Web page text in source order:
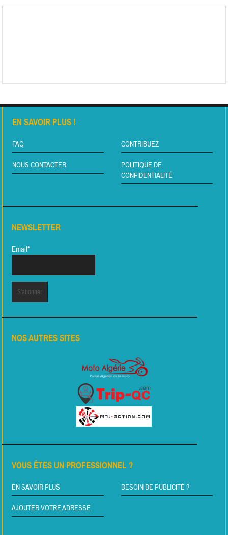
EN SAVOIR PLUS !
FAQ CONTRIBUEZ
NOUS CONTACTER
POLITIQUE DE
CONFIDENTIALITÉ
NEWSLETTER
Email*
NOS AUTRES SITES
VOUS ÊTES UN PROFESSIONNEL ?
EN SAVOIR PLUS BESOIN DE PUBLICITÉ ?
AJOUTER VOTRE ADRESSE